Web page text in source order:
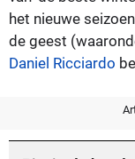
het nieuwe
de geest
Daniel Ricciardo